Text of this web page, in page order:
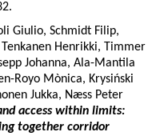
Giulio, Schmidt Filip,
Henrikki, Timmer
Johanna, Ala-Mantila
Royo Mònica, Krysiński
Jukka, Næss Peter
access within limits:
together corridor